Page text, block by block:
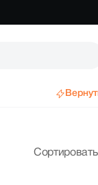
Сортировать